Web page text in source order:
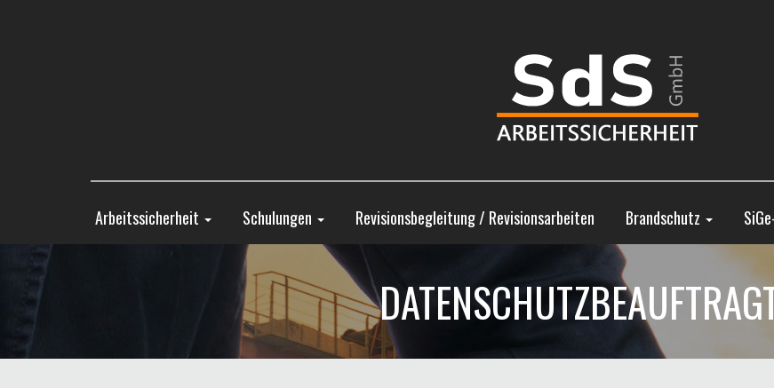
Arbeitssicherheit Schulungen Revisionsbegleitung / Revisionsarbeiten Brandschutz